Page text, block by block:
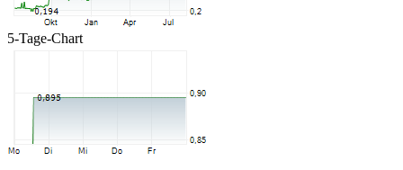
5-Tage-Chart